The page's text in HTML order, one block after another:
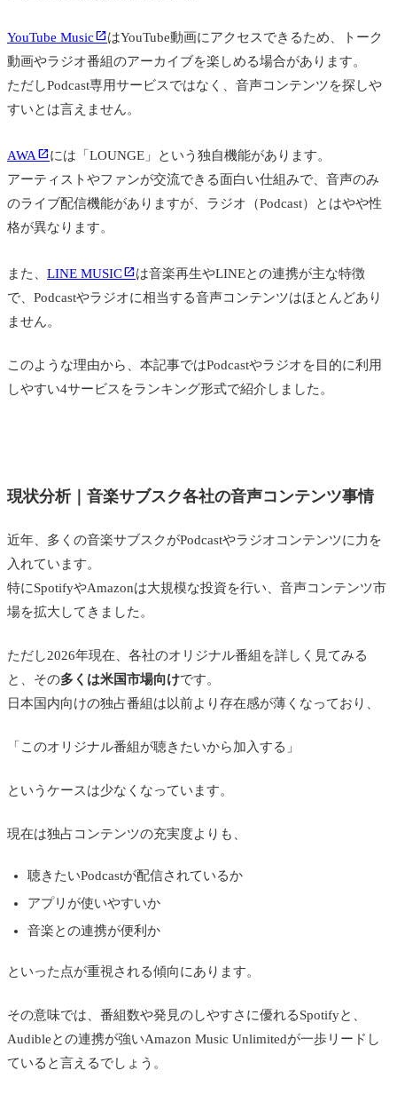
YouTube Music
はYouTube動画にアクセスできるため、トーク
動画やラジオ番組のアーカイブを楽しめる場合があります。
ただしPodcast専用サービスではなく、音声コンテンツを探しや
すいとは言えません。
AWA
には「LOUNGE」という独自機能があります。
アーティストやファンが交流できる面白い仕組みで、音声のみ
のライブ配信機能がありますが、ラジオ（Podcast）とはやや性
格が異なります。
また、 LINE MUSIC
は音楽再生やLINEとの連携が主な特徴
で、Podcastやラジオに相当する音声コンテンツはほとんどあり
ません。
このような理由から、本記事ではPodcastやラジオを目的に利用
しやすい4サービスをランキング形式で紹介しました。
現状分析｜音楽サブスク各社の音声コンテンツ事情
近年、多くの音楽サブスクがPodcastやラジオコンテンツに力を
入れています。
特にSpotifyやAmazonは大規模な投資を行い、音声コンテンツ市
場を拡大してきました。
ただし2026年現在、各社のオリジナル番組を詳しく見てみる
と、その多くは米国市場向けです。
日本国内向けの独占番組は以前より存在感が薄くなっており、
「このオリジナル番組が聴きたいから加入する」
というケースは少なくなっています。
現在は独占コンテンツの充実度よりも、
聴きたいPodcastが配信されているか
アプリが使いやすいか
音楽との連携が便利か
といった点が重視される傾向にあります。
その意味では、番組数や発見のしやすさに優れるSpotifyと、
Audibleとの連携が強いAmazon Music Unlimitedが一歩リードし
ていると言えるでしょう。